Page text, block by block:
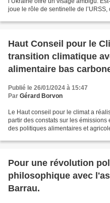
joue le rôle de sentinelle de
Haut Conseil pour le
transition climatique
alimentaire bas
Publié le 26/01/2024 à 15:47
Par Gérard Borvon
Le Haut conseil pour le climat a
partir des constats sur les
des politiques alimentaires et
Pour une révolution
philosophique avec
Barrau.